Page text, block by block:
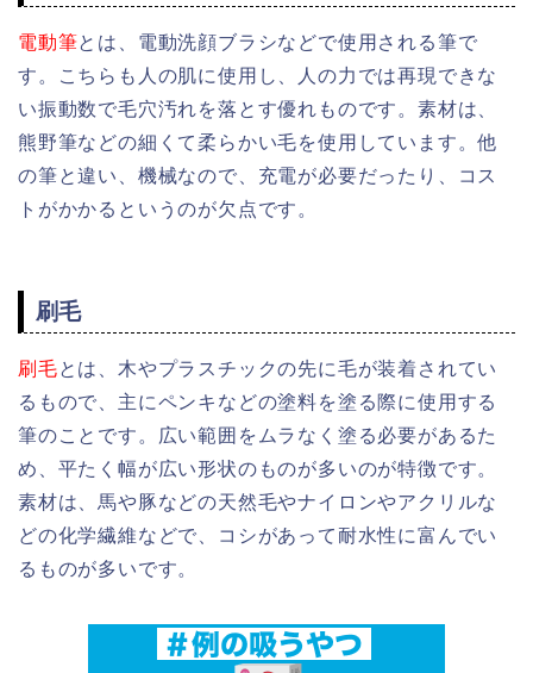
電動筆とは、電動洗顔ブラシなどで使用される筆で
す。こちらも人の肌に使用し、
人の力では再現できな
い振動数で毛穴汚れを落とす優れものです。 素材は、
熊野筆などの細くて柔らかい毛を使用しています。他
の筆と違い、機械なので、充電が必要だったり、コス
トがかかるというのが欠点です。
刷毛
刷毛とは、木やプラスチックの先に毛が装着されてい
るもので、主にペンキなどの塗料を塗る際に使用する
筆のことです。広い範囲をムラなく塗る必要があるた
め、平たく幅が広い形状のものが多いのが特徴です。
素材は、馬や豚などの天然毛やナイロンやアクリルな
どの化学繊維などで、
コシがあって耐水性に富んでい
るものが多いです。